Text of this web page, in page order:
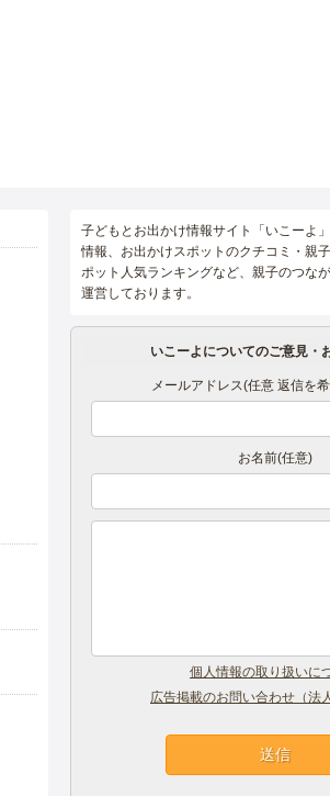
子どもとお出かけ情報サイト「いこーよ
情報、お出かけスポットのクチコミ・親
ポット人気ランキングなど、親子のつな
運営しております。
いこーよについてのご意見・
メールアドレス(任意 返信を
お名前(任意)
個人情報の取り扱いに
広告掲載のお問い合わせ（法